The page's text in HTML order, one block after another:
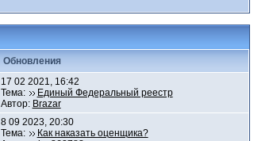
Обновления
17 02 2021, 16:42
Тема:
Единый Федеральный реестр
Автор: Brazar
8 09 2023, 20:30
Тема:
Как наказать оценщика?